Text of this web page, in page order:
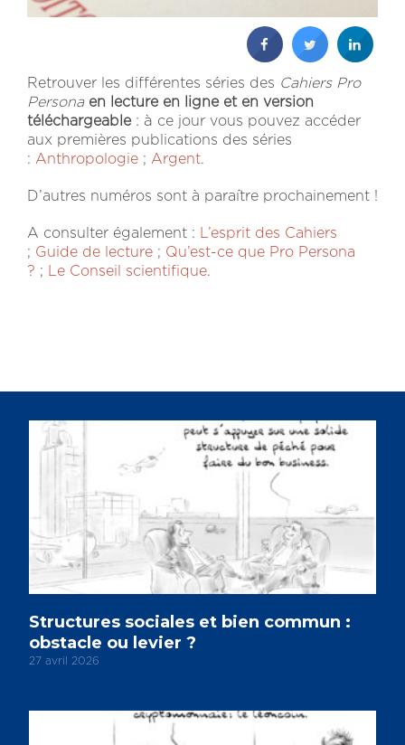
Retrouver les différentes séries des Cahiers Pro
Persona en lecture en ligne et en version
téléchargeable : à ce jour vous pouvez accéder
aux premières publications des séries
: Anthropologie ; Argent.
D’autres numéros sont à paraître prochainement !
A consulter également :
L’esprit des Cahiers
; Guide de lecture ; Qu’est-ce que Pro Persona
? ; Le Conseil scientifique.
Structures sociales et bien commun :
obstacle ou levier ?
27 avril 2026